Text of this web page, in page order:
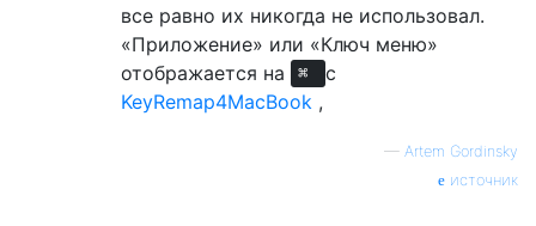
все равно их никогда не использовал.
«Приложение» или «Ключ меню»
отображается на
⌘
с
KeyRemap4MacBook ,
— Artem Gordinsky
источник